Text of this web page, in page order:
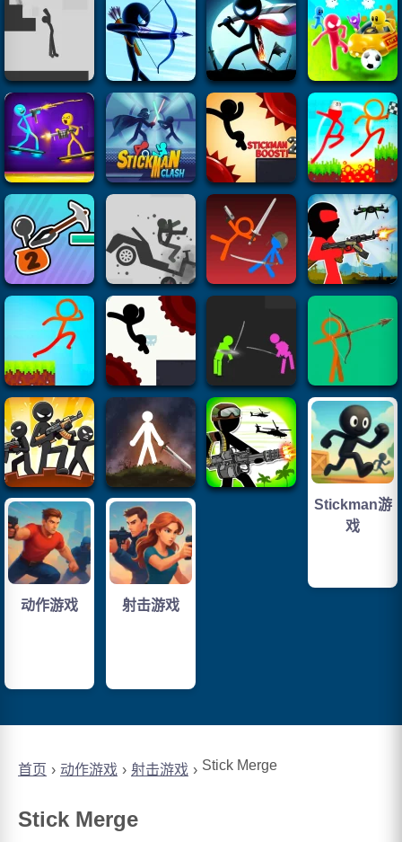
首页 动作游戏 射击游戏 Stick Merge
Stick Merge
Stickman游
戏
动作游戏 射击游戏